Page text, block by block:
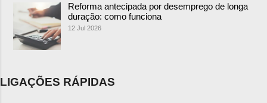
Reforma antecipada por desemprego de longa
duração: como funciona
12 Jul 2026
LIGAÇÕES RÁPIDAS